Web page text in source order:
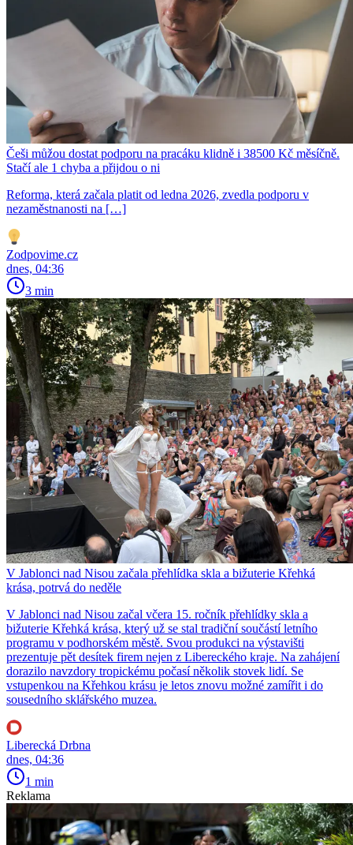
Češi můžou dostat podporu na pracáku klidně i 38500 Kč měsíčně.
Stačí ale 1 chyba a přijdou o ni
Reforma, která začala platit od ledna 2026, zvedla podporu v
nezaměstnanosti na […]
Zodpovime.cz
dnes, 04:36
3 min
V Jablonci nad Nisou začala přehlídka skla a bižuterie Křehká
krása, potrvá do neděle
V Jablonci nad Nisou začal včera 15. ročník přehlídky skla a
bižuterie Křehká krása, který už se stal tradiční součástí letního
programu v podhorském městě. Svou produkci na výstavišti
prezentuje pět desítek firem nejen z Libereckého kraje. Na zahájení
dorazilo navzdory tropickému počasí několik stovek lidí. Se
vstupenkou na Křehkou krásu je letos znovu možné zamířit i do
sousedního sklářského muzea.
Liberecká Drbna
dnes, 04:36
1 min
Reklama